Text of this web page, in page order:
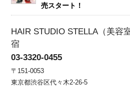
売スタート！
HAIR STUDIO STELLA（美容
宿
03-3320-0455
〒151-0053
東京都渋谷区代々木2-26-5